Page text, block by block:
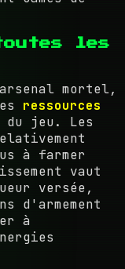
toutes les
mortel,
ressources
jeu. Les
à farmer
vaut
versée,
d'armement
à